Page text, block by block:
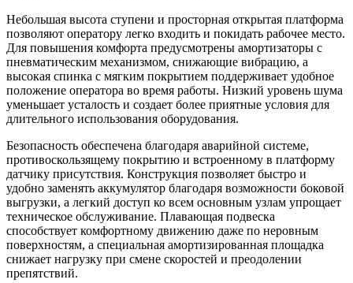
Небольшая высота ступени и просторная открытая платформа
позволяют оператору легко входить и покидать рабочее место.
Для повышения комфорта предусмотрены амортизаторы с
пневматическим механизмом, снижающие вибрацию, а
высокая спинка с мягким покрытием поддерживает удобное
положение оператора во время работы. Низкий уровень шума
уменьшает усталость и создает более приятные условия для
длительного использования оборудования.
Безопасность обеспечена благодаря аварийной системе,
противоскользящему покрытию и встроенному в платформу
датчику присутствия. Конструкция позволяет быстро и
удобно заменять аккумулятор благодаря возможности боковой
выгрузки, а легкий доступ ко всем основным узлам упрощает
техническое обслуживание. Плавающая подвеска
способствует комфортному движению даже по неровным
поверхностям, а специальная амортизированная площадка
снижает нагрузку при смене скоростей и преодолении
препятствий.